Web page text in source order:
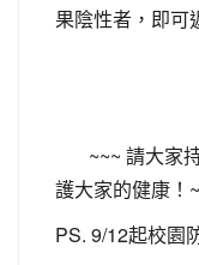
果陰性者，即可
~~~ 請大家持
護大家的健康！
PS. 9/12起校園